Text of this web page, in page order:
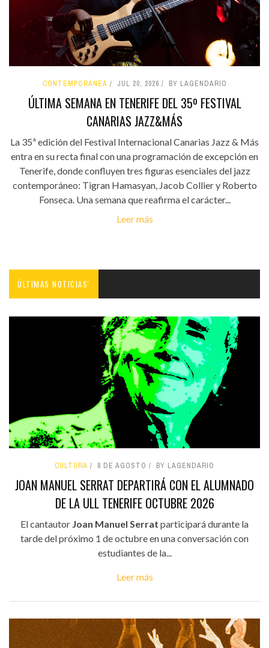
CONTEMPORÁNEA JUL 20, 2026 BY LAGENDARIO
ÚLTIMA SEMANA EN TENERIFE DEL 35º FESTIVAL
CANARIAS JAZZ&MÁS
La 35ª edición del Festival Internacional Canarias Jazz & Más
entra en su recta final con una programación de excepción en
Tenerife, donde confluyen tres figuras esenciales del jazz
contemporáneo: Tigran Hamasyan, Jacob Collier y Roberto
Fonseca. Una semana que reafirma el carácter...
Leer más
ÚLTIMAS NOTICIAS'
CULTURA 8 DE AGOSTO BY LAGENDARIO
JOAN MANUEL SERRAT DEPARTIRÁ CON EL ALUMNADO
DE LA ULL TENERIFE OCTUBRE 2026
El cantautor Joan Manuel Serrat participará durante la
tarde del próximo 1 de octubre en una conversación con
estudiantes de la...
Leer más